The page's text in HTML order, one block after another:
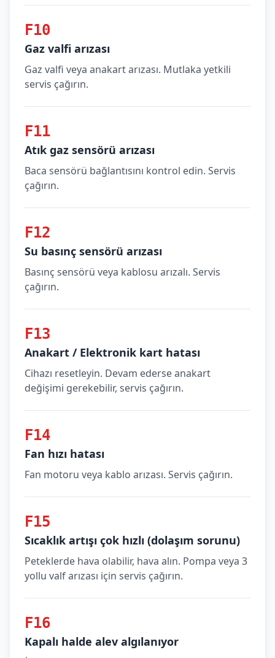
F10
Gaz valfi arızası
Gaz valfi veya anakart arızası. Mutlaka yetkili
servis çağırın.
F11
Atık gaz sensörü arızası
Baca sensörü bağlantısını kontrol edin. Servis
çağırın.
F12
Su basınç sensörü arızası
Basınç sensörü veya kablosu arızalı. Servis
çağırın.
F13
Anakart / Elektronik kart hatası
Cihazı resetleyin. Devam ederse anakart
değişimi gerekebilir, servis çağırın.
F14
Fan hızı hatası
Fan motoru veya kablo arızası. Servis çağırın.
F15
Sıcaklık artışı çok hızlı (dolaşım sorunu)
Peteklerde hava olabilir, hava alın. Pompa veya 3
yollu valf arızası için servis çağırın.
F16
Kapalı halde alev algılanıyor